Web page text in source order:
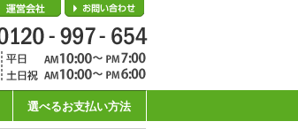
会社概要
選べるお支払い方法